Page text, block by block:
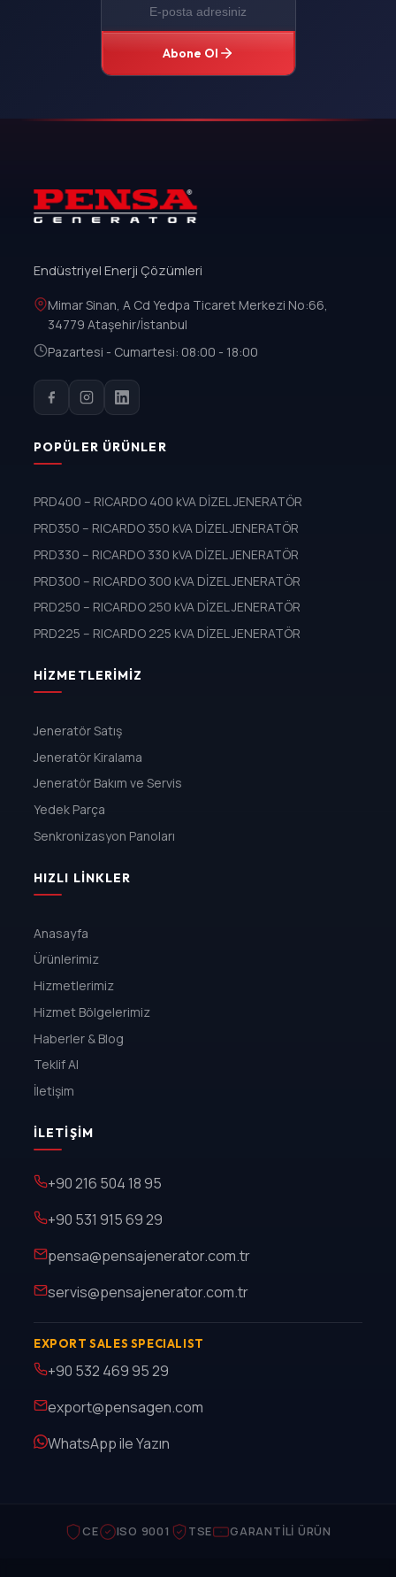
Abone Ol
Endüstriyel Enerji Çözümleri
Mimar Sinan, A Cd Yedpa Ticaret Merkezi No:66,
34779 Ataşehir/İstanbul
Pazartesi - Cumartesi: 08:00 - 18:00
POPÜLER ÜRÜNLER
PRD400 – RICARDO 400 kVA DİZEL JENERATÖR
PRD350 – RICARDO 350 kVA DİZEL JENERATÖR
PRD330 – RICARDO 330 kVA DİZEL JENERATÖR
PRD300 – RICARDO 300 kVA DİZEL JENERATÖR
PRD250 – RICARDO 250 kVA DİZEL JENERATÖR
PRD225 – RICARDO 225 kVA DİZEL JENERATÖR
HIZMETLERIMIZ
Jeneratör Satış
Jeneratör Kiralama
Jeneratör Bakım ve Servis
Yedek Parça
Senkronizasyon Panoları
HIZLI LINKLER
Anasayfa
Ürünlerimiz
Hizmetlerimiz
Hizmet Bölgelerimiz
Haberler & Blog
Teklif Al
İletişim
İLETIŞIM
+90 216 504 18 95
+90 531 915 69 29
pensa@pensajenerator.com.tr
servis@pensajenerator.com.tr
EXPORT SALES SPECIALIST
+90 532 469 95 29
export@pensagen.com
WhatsApp ile Yazın
CE ISO 9001 TSE GARANTILI ÜRÜN